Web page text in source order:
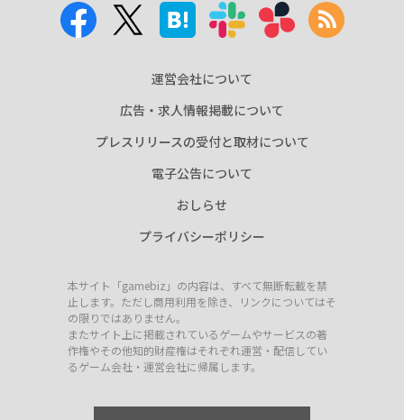
運営会社について
広告・求人情報掲載について
プレスリリースの受付と取材について
電子公告について
おしらせ
プライバシーポリシー
本サイト「gamebiz」の内容は、すべて無断転載を禁
止します。ただし商用利用を除き、リンクについてはそ
の限りではありません。
またサイト上に掲載されているゲームやサービスの著
作権やその他知的財産権はそれぞれ運営・配信してい
るゲーム会社・運営会社に帰属します。